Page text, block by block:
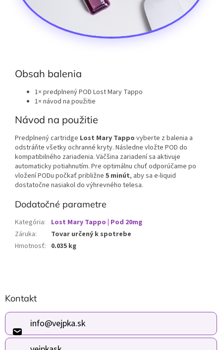
Obsah balenia
1× predplnený POD Lost Mary Tappo
1× návod na použitie
Návod na použitie
Predplnený cartridge Lost Mary Tappo vyberte z balenia a
odstráňte všetky ochranné kryty. Následne vložte POD do
kompatibilného zariadenia. Väčšina zariadení sa aktivuje
automaticky potiahnutím. Pre optimálnu chuť odporúčame po
vložení PODu počkať približne 5 minút, aby sa e-liquid
dostatočne nasiakol do výhrevného telesa.
Dodatočné parametre
Kategória:
Lost Mary Tappo | Pod 20mg
Záruka:
Tovar určený k spotrebe
Hmotnosť: 0.035 kg
á
p
t
i
Kontakt
info@vejpka.sk